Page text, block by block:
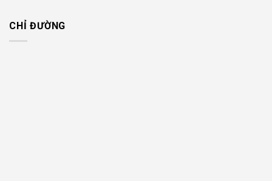
CHỈ ĐƯỜNG